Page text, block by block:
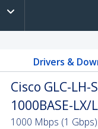
Drivers &
Cisco GLC-
1000BASE-
1000 Mbps (1